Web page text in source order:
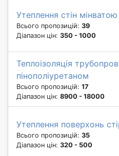
Утеплення стін мінватою
Всього пропозицій: 39
Діапазон цін: 350 - 1000
Теплоізоляція
пінополіуретаном
Всього пропозицій: 17
Діапазон цін: 8900 - 18000
Утеплення поверхонь
Всього пропозицій: 35
Діапазон цін: 320 - 500